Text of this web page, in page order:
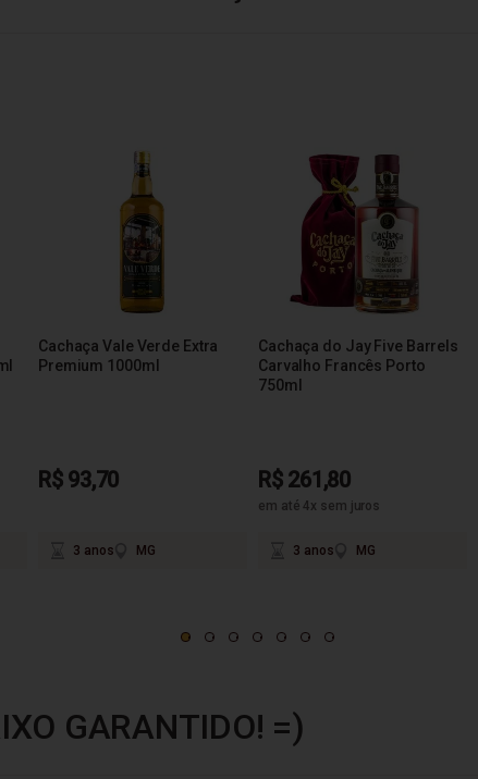
Cachaça Vale Verde Extra
Premium 1000ml
R$ 93,70
3 anos MG
Cachaça do Jay Five Barrels
Carvalho Francês Porto
750ml
R$ 261,80
em até 4x sem juros
3 anos MG
GARANTIDO! =)